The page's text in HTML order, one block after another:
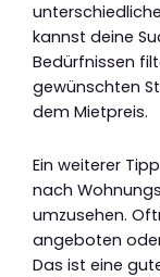
kannst deine
Bedürfnissen
gewünschten
dem Mietpreis.
Ein weiterer
nach
umzusehen.
angeboten
Das ist eine